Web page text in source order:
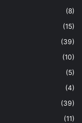
(8)
(15)
(39)
(10)
(5)
(4)
(39)
(11)